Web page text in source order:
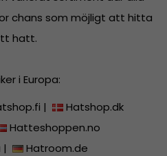
chans som möjligt att hitta
hatt.
i Europa:
|
Hatshop.dk
Hatteshoppen.no
|
Hatroom.de